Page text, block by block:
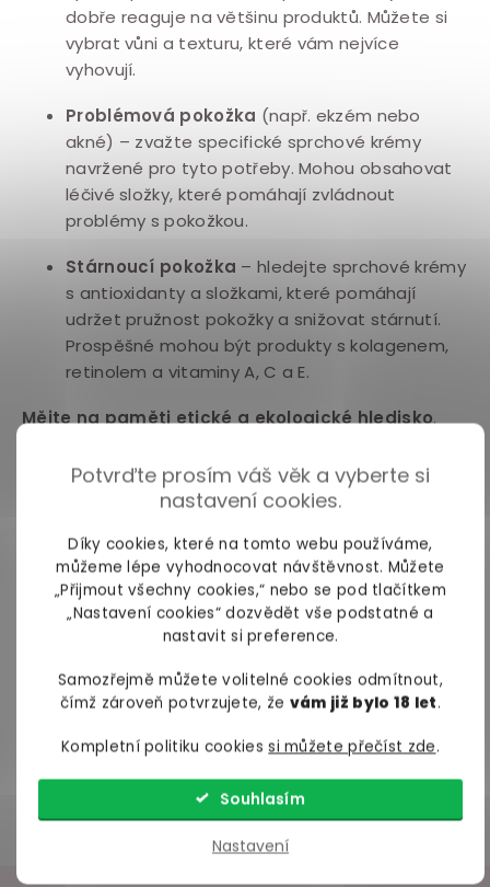
Potvrďte prosím váš věk a vyberte si
nastavení cookies.
Díky cookies, které na tomto webu používáme,
můžeme lépe vyhodnocovat návštěvnost. Můžete
„Přijmout všechny cookies,“ nebo se pod tlačítkem
„Nastavení cookies“ dozvědět vše podstatné a
nastavit si preference.
Samozřejmě můžete volitelné cookies odmítnout,
čímž zároveň potvrzujete, že vám již bylo 18 let.
Kompletní politiku cookiessi můžete přečíst zde.
Nastavení
Souhlasím
dobře reaguje na většinu produktů. Můžete si
vybrat vůni a texturu, které vám nejvíce
vyhovují.
Problémová pokožka (např. ekzém nebo
akné) – zvažte specifické sprchové krémy
navržené pro tyto potřeby. Mohou obsahovat
léčivé složky, které pomáhají zvládnout
problémy s pokožkou.
Stárnoucí pokožka – hledejte sprchové krémy
s antioxidanty a složkami, které pomáhají
udržet pružnost pokožky a snižovat stárnutí.
Prospěšné mohou být produkty s kolagenem,
retinolem a vitaminy A, C a E.
Mějte na paměti etické a ekologické hledisko.
vybrat sprchový krém od společností, které dbají na
udržitelnost a minimalizaci plastového odpadu.
konvenční sprchový krém. Přírodní produkty
mohou obsahovat méně syntetických látek, ale
také mají kratší trvanlivost.
Sprchový krém zpříjemní koupání
Sprchové krémy pozvednou sprchu či koupel na
koupeli krásně čistá, hydratovaná, jemná a voňavá.
Tak už na nic nečekejte a pojďte si vybrat z naší
bohaté nabídky sprchových krémů takový, který